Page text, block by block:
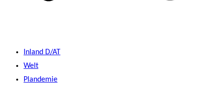
Inland D/AT
Welt
Plandemie